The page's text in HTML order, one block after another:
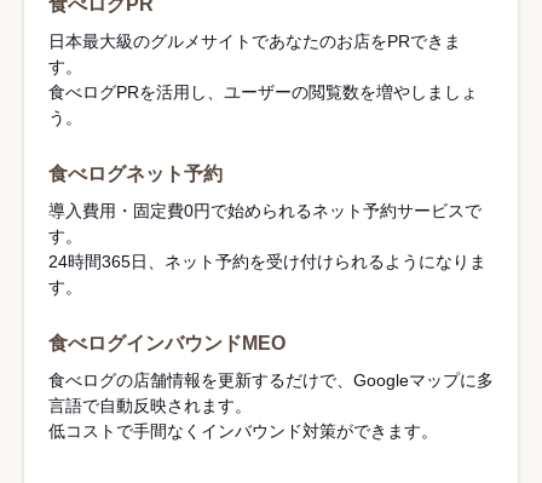
食べログPR
日本最大級のグルメサイトであなたのお店をPRできま
す。
食べログPRを活用し、ユーザーの閲覧数を増やしましょ
う。
食べログネット予約
導入費用・固定費0円で始められるネット予約サービスで
す。
24時間365日、ネット予約を受け付けられるようになりま
す。
食べログインバウンドMEO
食べログの店舗情報を更新するだけで、Googleマップに多
言語で自動反映されます。
低コストで手間なくインバウンド対策ができます。